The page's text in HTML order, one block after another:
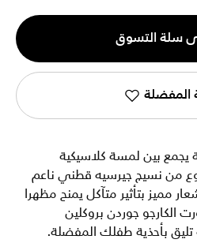
سلة التسوق
المفضلة
بين لمسة كلاسيكية
نسيج جيرسيه قطني ناعم
مميز بتأثير متآكل يمنح مظهرا
الكارجو جوردن بروكلين
بأحذية طفلك المفضلة.